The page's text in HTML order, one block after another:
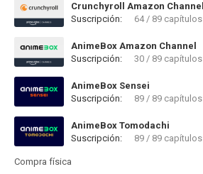
Crunchyroll Amazon Channel
Suscripción:
64 / 89 capítulos
AnimeBox Amazon Channel
Suscripción:
30 / 89 capítulos
AnimeBox Sensei
Suscripción:
89 / 89 capítulos
AnimeBox Tomodachi
Suscripción:
89 / 89 capítulos
Compra física